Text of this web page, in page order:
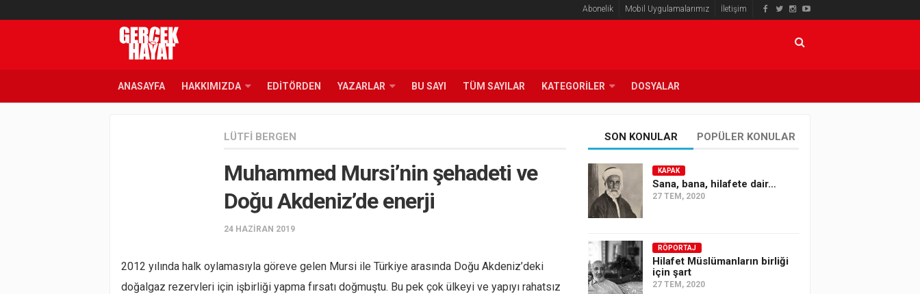
Abonelik Mobil Uygulamalarımız İletişim
ANASAYFA HAKKIMIZDA EDITÖRDEN YAZARLAR BU SAYI TÜM SAYILAR KATEGORILER DOSYALAR
LÜTFI BERGEN
Muhammed Mursi’nin şehadeti ve
Doğu Akdeniz’de enerji
24 HAZIRAN 2019
2012 yılında halk oylamasıyla göreve gelen Mursi ile Türkiye arasında Doğu Akdeniz’deki
doğalgaz rezervleri için işbirliği yapma fırsatı doğmuştu. Bu pek çok ülkeyi ve yapıyı rahatsız
SON KONULAR POPÜLER KONULAR
KAPAK
Sana, bana, hilafete dair…
27 TEM, 2020
RÖPORTAJ
Hilafet Müslümanların birliği
için şart
27 TEM, 2020